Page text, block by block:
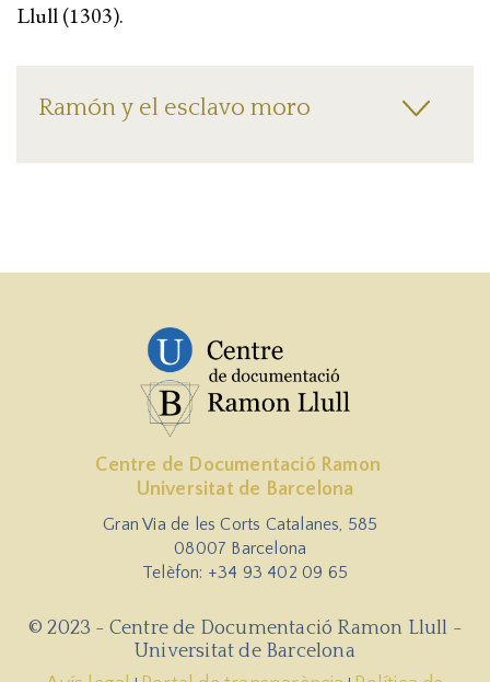
Llull (1303).
Ramón y el esclavo moro
Centre de Documentació Ramon
Universitat de Barcelona
Gran Via de les Corts Catalanes, 585
08007 Barcelona
Telèfon: +34 93 402 09 65
© 2023 - Centre de Documentació Ramon Llull -
Universitat de Barcelona